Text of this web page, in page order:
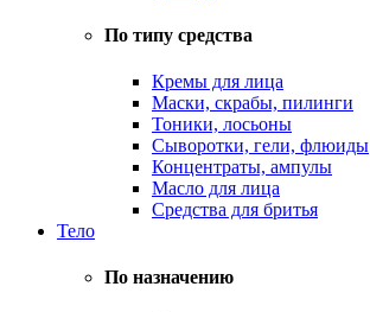
По типу средства
Кремы для лица
Маски, скрабы, пилинги
Тоники, лосьоны
Сыворотки, гели, флюиды
Концентраты, ампулы
Масло для лица
Средства для бритья
Тело
По назначению